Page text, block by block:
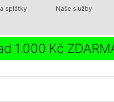
splátky Naše služby
1.000 Kč